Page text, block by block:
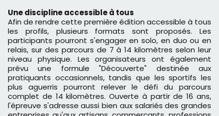
Une discipline accessible à tous
Afin de rendre cette première édition accessible à tous
les profils, plusieurs formats sont proposés. Les
participants pourront s'engager en solo, en duo ou en
relais, sur des parcours de 7 à 14 kilomètres selon leur
niveau physique. Les organisateurs ont également
prévu une formule "Découverte" destinée aux
pratiquants occasionnels, tandis que les sportifs les
plus aguerris pourront relever le défi du parcours
complet de 14 kilomètres. Ouverte à partir de 16 ans,
l'épreuve s'adresse aussi bien aux salariés des grandes